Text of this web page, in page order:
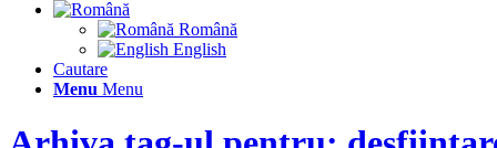
Română
English
Cautare
Menu Menu